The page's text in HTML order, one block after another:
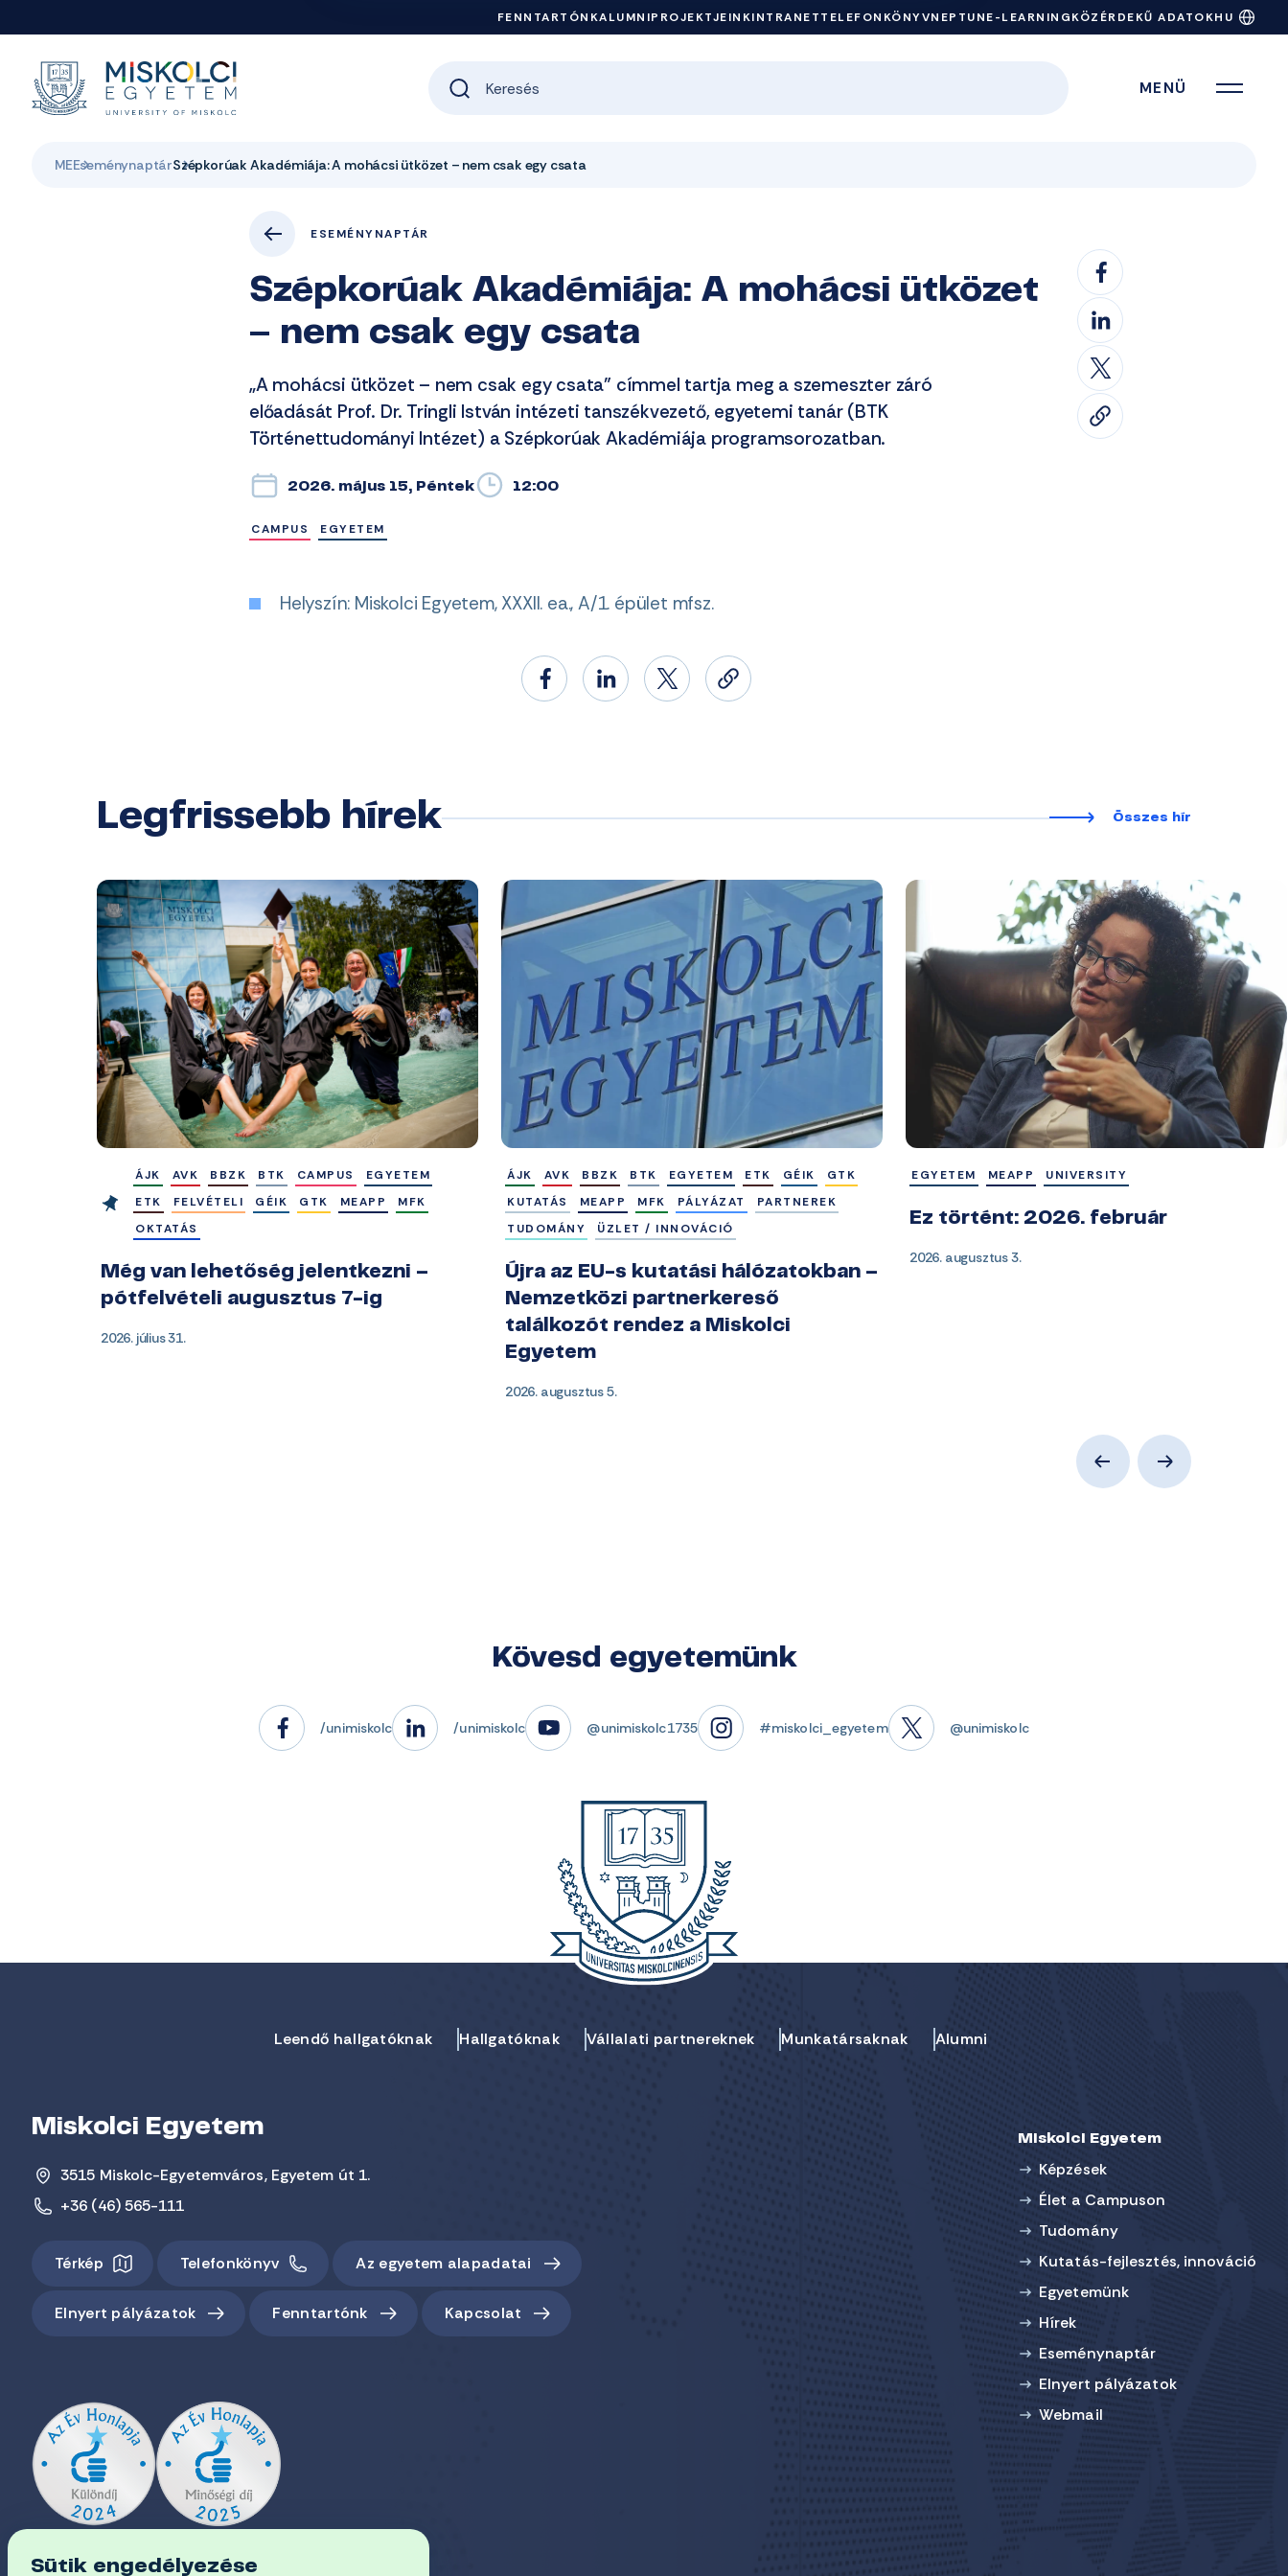
FENNTARTÓNKALUMNIPROJEKTJEINKINTRANETTELEFONKÖNYVNEPTUNE-LEARNINGKÖZÉRDEKŰ ADATOKHU
MENÜ
MEEseménynaptárSzépkorúak Akadémiája: A mohácsi ütközet – nem csak egy csata
ESEMÉNYNAPTÁR
Szépkorúak Akadémiája: A mohácsi ütközet
– nem csak egy csata
„A mohácsi ütközet – nem csak egy csata” címmel tartja meg a szemeszter záró
előadását Prof. Dr. Tringli István intézeti tanszékvezető, egyetemi tanár (BTK
Történettudományi Intézet) a Szépkorúak Akadémiája programsorozatban.
2026. május 15, Péntek 12:00
CAMPUS EGYETEM
Helyszín: Miskolci Egyetem, XXXII. ea., A/1. épület mfsz.
Legfrissebb hírek Összes hír
ÁJK AVK BBZK BTK CAMPUS
EGYETEM
ETK
FELVÉTELI GÉIK GTK MEAPP
MFK
OKTATÁS
Még van lehetőség jelentkezni –
pótfelvételi augusztus 7-ig
2026. július 31.
ÁJK AVK BBZK BTK EGYETEM ETK GÉIK
GTK
KUTATÁS
MEAPP MFK PÁLYÁZAT
PARTNEREK
TUDOMÁNY
ÜZLET / INNOVÁCIÓ
Újra az EU-s kutatási hálózatokban –
Nemzetközi partnerkereső
találkozót rendez a Miskolci
Egyetem
2026. augusztus 5.
EGYETEM MEAPP UNIVERSITY
Ez történt: 2026. február
2026. augusztus 3.
Kövesd egyetemünk
/unimiskolc /unimiskolc @unimiskolc1735 #miskolci_egyetem @unimiskolc
Leendő hallgatóknak Hallgatóknak Vállalati partnereknek Munkatársaknak Alumni
Miskolci Egyetem
3515 Miskolc-Egyetemváros, Egyetem út 1.
+36 (46) 565-111
Térkép Telefonkönyv Az egyetem alapadatai
Elnyert pályázatok Fenntartónk Kapcsolat
Miskolci Egyetem
Képzések
Élet a Campuson
Tudomány
Kutatás-fejlesztés, innováció
Egyetemünk
Hírek
Eseménynaptár
Elnyert pályázatok
Webmail
Sütik engedélyezése